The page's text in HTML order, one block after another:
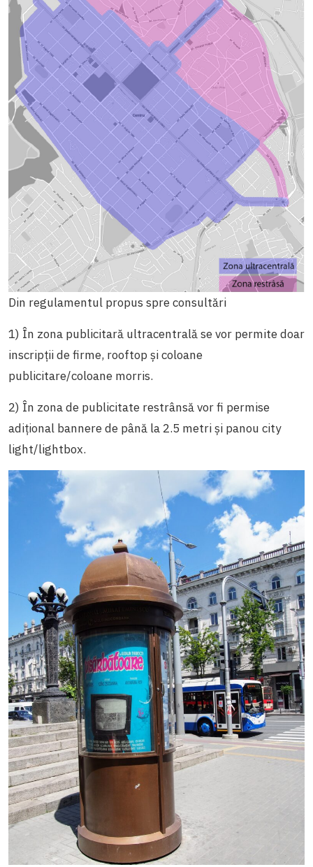
Din regulamentul propus spre consultări
1) În zona publicitară ultracentrală se vor permite doar
inscripții de firme, rooftop și coloane
publicitare/coloane morris.
2) În zona de publicitate restrânsă vor fi permise
adițional bannere de până la 2.5 metri și panou city
light/lightbox.